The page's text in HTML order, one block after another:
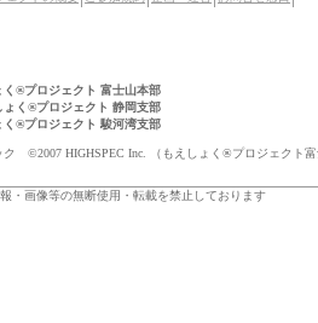
く®プロジェクト 富士山本部
ょく®プロジェクト 静岡支部
く®プロジェクト 駿河湾支部
©2007 HIGHSPEC Inc. （もえしょく®プロジェクト
・画像等の無断使用・転載を禁止しております